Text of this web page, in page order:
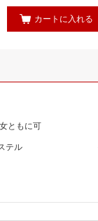
カートに入れる
ともに可
テル